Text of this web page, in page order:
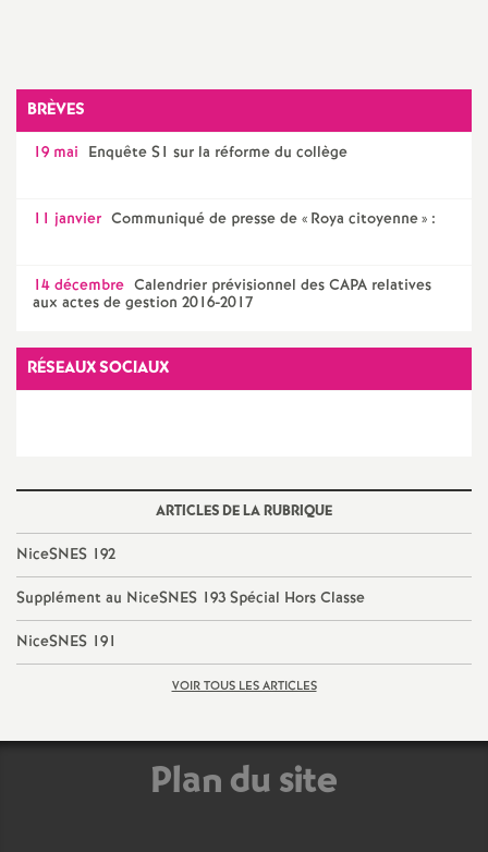
a
t
o
n
a
l
e
s
E
n
s
BRÈVES
19 mai Enquête S1 sur la réforme du collège
11 janvier Communiqué de presse de « Roya citoyenne» :
14 décembre Calendrier prévisionnel des CAPA relatives
aux actes de gestion 2016-2017
RÉSEAUX SOCIAUX
ARTICLES DE LA RUBRIQUE
NiceSNES 192
Supplément au NiceSNES 193 Spécial Hors Classe
NiceSNES 191
VOIR TOUS LES ARTICLES
Plan du site